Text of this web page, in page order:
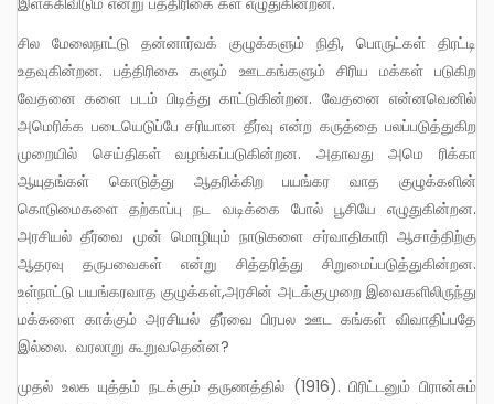
சில மேலைநாட்டு தன்னார்வக் குழுக்களும் நிதி, பொருட்கள் திரட்டி
உதவுகின்றன. பத்திரிகை களும் ஊடகங்களும் சிரிய மக்கள் படுகிற
வேதனை களை படம் பிடித்து காட்டுகின்றன. வேதனை என்னவெனில்
அமெரிக்க படையெடுப்பே சரியான தீர்வு என்ற கருத்தை பலப்படுத்துகிற
முறையில் செய்திகள் வழங்கப்படுகின்றன. அதாவது அமெ ரிக்கா
ஆயுதங்கள் கொடுத்து ஆதரிக்கிற பயங்கர வாத குழுக்களின்
கொடுமைகளை தற்காப்பு நட வடிக்கை போல் பூசியே எழுதுகின்றன.
அரசியல் தீர்வை முன் மொழியும் நாடுகளை சர்வாதிகாரி ஆசாத்திற்கு
ஆதரவு தருபவைகள் என்று சித்தரித்து சிறுமைப்படுத்துகின்றன.
உள்நாட்டு பயங்கரவாத குழுக்கள்,அரசின் அடக்குமுறை இவைகளிலிருந்து
மக்களை காக்கும் அரசியல் தீர்வை பிரபல ஊட கங்கள் விவாதிப்பதே
இல்லை. வரலாறு கூறுவதென்ன?
முதல் உலக யுத்தம் நடக்கும் தருணத்தில் (1916). பிரிட்டனும் பிரான்சும்